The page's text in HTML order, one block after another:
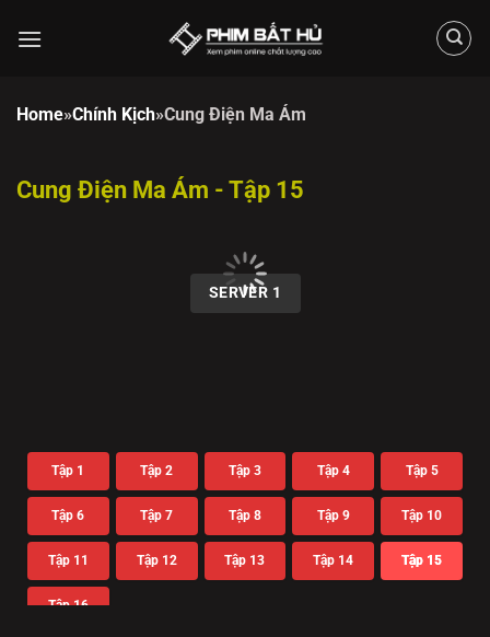
đến
Home»Chính Kịch»Cung Điện Ma Ám
Cung Điện Ma Ám - Tập 15
SERVER 1
Tập 1 Tập 2 Tập 3 Tập 4 Tập 5
Tập 6 Tập 7 Tập 8 Tập 9 Tập 10
Tập 11 Tập 12 Tập 13 Tập 14 Tập 15
Tập 16